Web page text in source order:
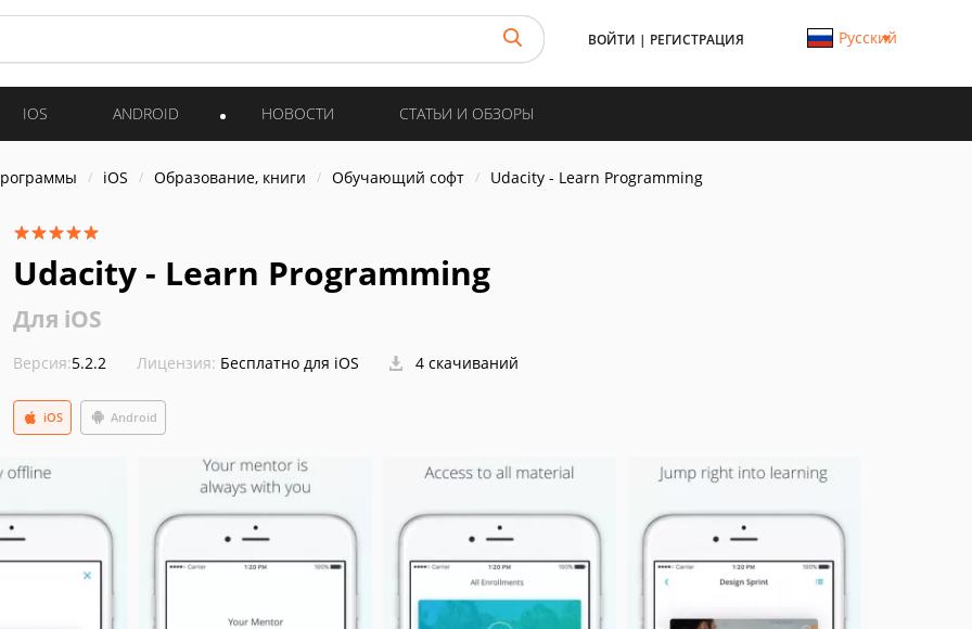
ВОЙТИ | РЕГИСТРАЦИЯ Русский
IOS ANDROID НОВОСТИ СТАТЬИ И ОБЗОРЫ
iOS Образование, книги Обучающий софт Udacity - Learn Programming
Udacity - Learn Programming
Для iOS
Версия:5.2.2 Лицензия: Бесплатно для iOS 4 скачиваний
Android
iOS